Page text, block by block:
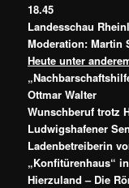
18.45
Landesschau
Moderation: Martin
Heute unter
Ottmar Walter
Wunschberuf trotz
Ludwigshafener
Ladenbetreiberin
„Konfitürenhaus“
Hierzuland – Die